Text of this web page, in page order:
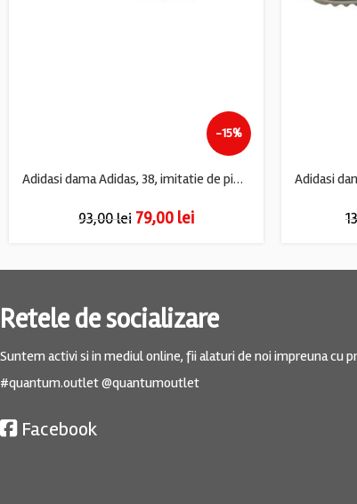
-15%
Adidasi dama Adidas, 38, imitatie de piele, material textil, alb
93,00lei 79,00 lei
Retele de socializare
Suntem activi si in mediul online, fii alaturi de noi impreuna cu
#quantum.outlet @quantumoutlet
Facebook